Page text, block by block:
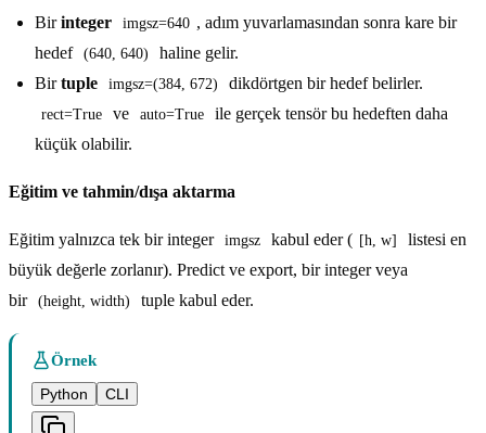
Birinteger imgsz=640 , adım yuvarlamasından sonra kare bir
hedef (640, 640)
haline gelir.
Birtuple imgsz=(384, 672) dikdörtgen bir hedef belirler.
rect=True ve auto=True
ile gerçek tensör bu hedeften daha
küçük olabilir.
Eğitim ve tahmin/dışa aktarma
Eğitim yalnızca tek bir integer imgsz kabul eder ( [h, w]
listesi en
büyük değerle zorlanır). Predict ve export, bir integer veya
bir (height, width) tuple kabul eder.
Örnek
Python
CLI